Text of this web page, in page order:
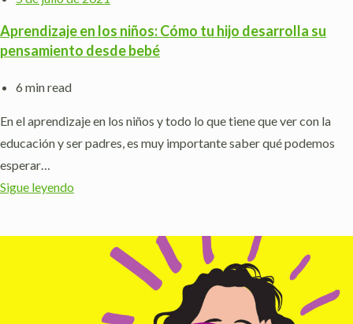
Aprendizaje en los niños: Cómo tu hijo desarrolla su
pensamiento desde bebé
6 min read
En el aprendizaje en los niños y todo lo que tiene que ver con la
educación y ser padres, es muy importante saber qué podemos
esperar…
Sigue leyendo